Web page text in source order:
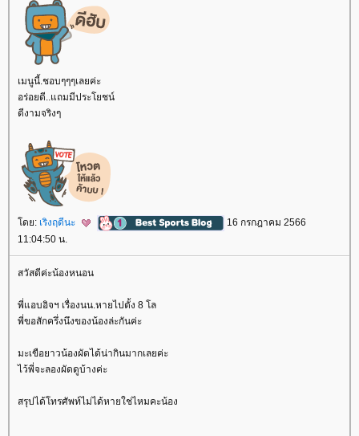
เมนูนี้.ชอบๆๆๆเลยค่ะ
อร่อยดี..แถมมีประโยชน์
ดีงามจริงๆ
ดย: เริงฤดีนะ
16 กรกฎาคม 2566
11:04:50 น.
สวัสดีค่ะน้องหนอน
พี่แอบอิจฯ เรื่องนน.หายไปตั้ง 8 โล
พี่ขอสักครึ่งนึงของน้องล่ะกันค่ะ
มะเขือยาวน้องผัดได้น่ากินมากเลยค่ะ
ไว้พี่จะลองผัดดูบ้างค่ะ
สรุปได้โทรศัพท์ไม่ได้หายใช่ไหมคะน้อง